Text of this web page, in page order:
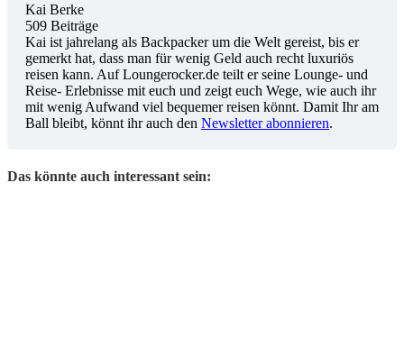
Kai Berke
509 Beiträge
Kai ist jahrelang als Backpacker um die Welt gereist, bis er
gemerkt hat, dass man für wenig Geld auch recht luxuriös
reisen kann. Auf Loungerocker.de teilt er seine Lounge- und
Reise- Erlebnisse mit euch und zeigt euch Wege, wie auch ihr
mit wenig Aufwand viel bequemer reisen könnt. Damit Ihr am
Ball bleibt, könnt ihr auch den Newsletter abonnieren.
Das könnte auch interessant sein: